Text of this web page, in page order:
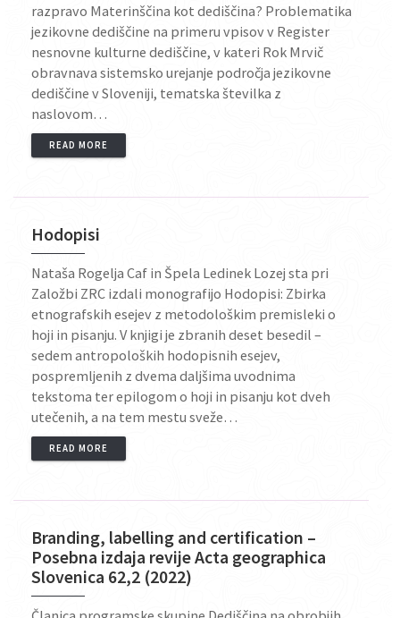
razpravo Materinščina kot dediščina? Problematika
jezikovne dediščine na primeru vpisov v Register
nesnovne kulturne dediščine, v kateri Rok Mrvič
obravnava sistemsko urejanje področja jezikovne
dediščine v Sloveniji, tematska številka z
naslovom…
READ MORE
Hodopisi
Nataša Rogelja Caf in Špela Ledinek Lozej sta pri
Založbi ZRC izdali monografijo Hodopisi: Zbirka
etnografskih esejev z metodološkim premisleki o
hoji in pisanju. V knjigi je zbranih deset besedil –
sedem antropoloških hodopisnih esejev,
pospremljenih z dvema daljšima uvodnima
tekstoma ter epilogom o hoji in pisanju kot dveh
utečenih, a na tem mestu sveže…
READ MORE
Branding, labelling and certification –
Posebna izdaja revije Acta geographica
Slovenica 62,2 (2022)